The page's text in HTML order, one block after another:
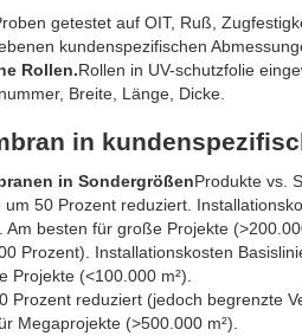
getestet auf OIT, Ruß,
kundenspezifischen
Rollen.Rollen in UV-schutzfolie
Breite, Länge, Dicke.
in
in SondergrößenProdukte vs.
um 50 Prozent reduziert.
besten für große Projekte
Prozent). Installationskosten
Projekte (<100.000 m²).
Prozent reduziert (jedoch begrenzte
Megaprojekte (>500.000 m²).